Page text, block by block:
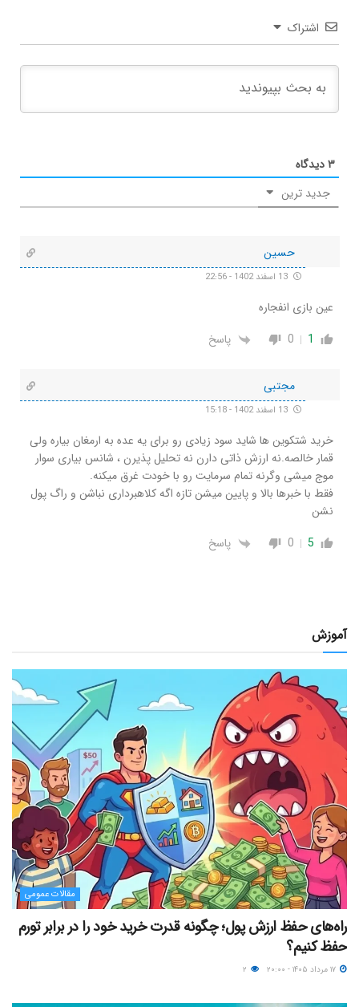
اشتراک
۳دیدگاه
جدید ترین
حسین
عین بازی انفجاره
1
0 پاسخ
مجتبی
خرید شتکوین ها شاید سود زیادی رو برای یه عده به ارمغان بیاره ولی
قمار خالصه.نه ارزش ذاتی دارن نه تحلیل پذیرن ، شانس بیاری سوار
موج میشی وگرنه تمام سرمایت رو با خودت غرق میکنه.
فقط با خبرها بالا و پایین میشن تازه اگه کلاهبرداری نباشن و راگ پول
نشن
5
0 پاسخ
آموزش
مقالات عمومی
راه‌های حفظ ارزش پول؛ چگونه قدرت خرید خود را در برابر تورم
حفظ کنیم؟